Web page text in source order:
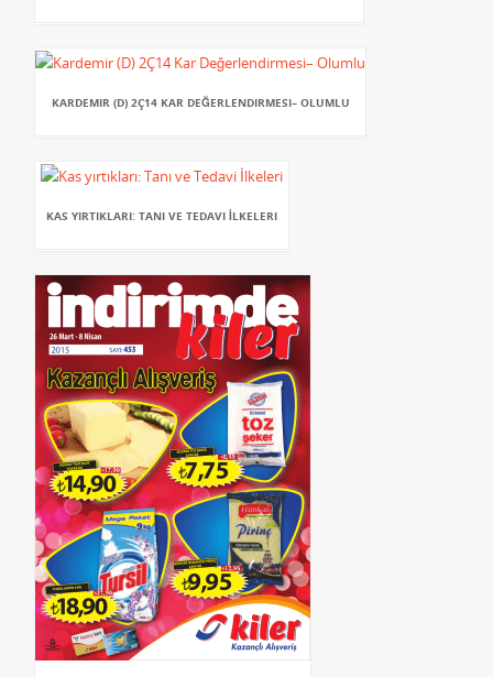
KARDEMIR (D) 2Ç14 KAR DEĞERLENDIRMESI– OLUMLU
KAS YIRTIKLARI: TANI VE TEDAVI İLKELERI